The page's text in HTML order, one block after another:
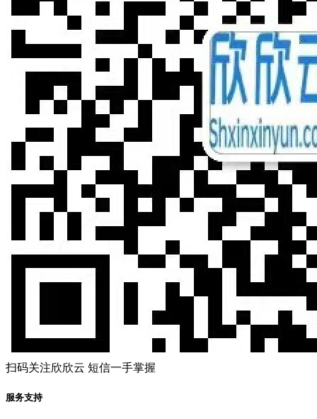
扫码关注欣欣云 短信一手掌握
服务支持